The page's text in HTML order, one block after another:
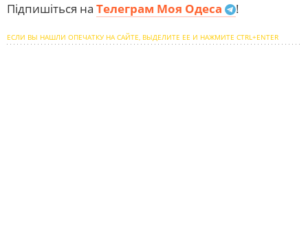
Підпишіться на Телеграм Моя Одеса !
ЕСЛИ ВЫ НАШЛИ ОПЕЧАТКУ НА САЙТЕ, ВЫДЕЛИТЕ ЕЕ И НАЖМИТЕ CTRL+ENTER